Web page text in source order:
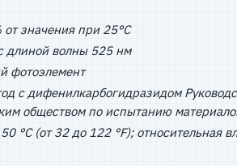
значения при 25°C
длиной волны 525 нм
фотоэлемент
с дифенилкарбогидразидом
обществом по испытанию
°C (от 32 до 122 °F); относительная